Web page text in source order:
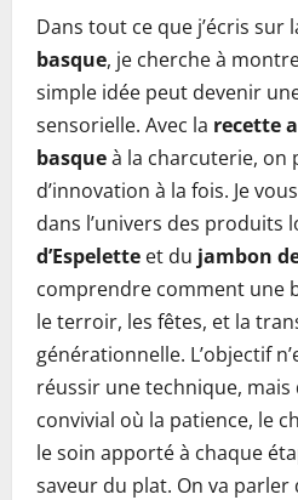
Dans tout ce que j’écris sur
basque, je cherche à
simple idée peut devenir
sensorielle. Avec la recette
basqueà la charcuterie,
d’innovation à la fois. Je
dans l’univers des produits
d’Espelette et du jambon
comprendre comment une
le terroir, les fêtes, et la
générationnelle. L’objectif
réussir une technique,
convivial où la patience, le
le soin apporté à chaque
saveur du plat. On va parler